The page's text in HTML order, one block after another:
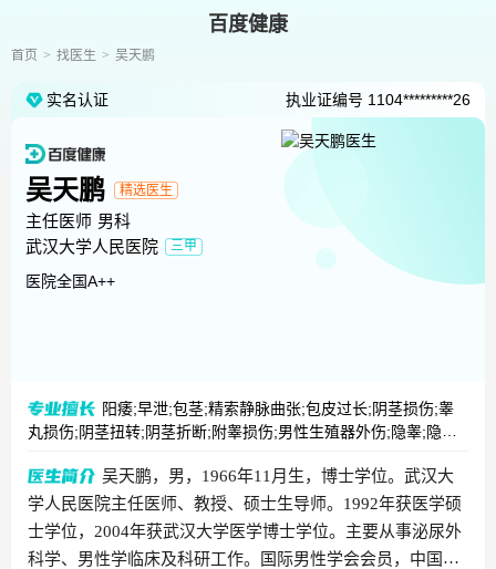
百度健康
首页 找医生 吴天鹏
实名认证 执业证编号 1104*********26
吴天鹏 精选医生
主任医师 男科
武汉大学人民医院
三甲
医院全国A++
阳痿;早泄;包茎;精索静脉曲张;包皮过长;阴茎损伤;睾
丸损伤;阴茎扭转;阴茎折断;附睾损伤;男性生殖器外伤;隐睾;隐匿
吴天鹏，男，1966年11月生，博士学位。武汉大
学人民医院主任医师、教授、硕士生导师。1992年获医学硕
士学位，2004年获武汉大学医学博士学位。主要从事泌尿外
科学、男性学临床及科研工作。国际男性学会会员，中国性